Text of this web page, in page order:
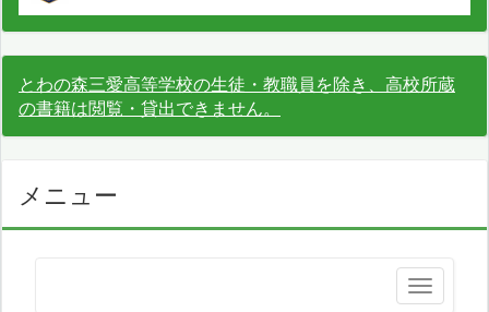
とわの森三愛高等学校の生徒・教職員を除き、高校所蔵
の書籍は閲覧・貸出できません。
メニュー